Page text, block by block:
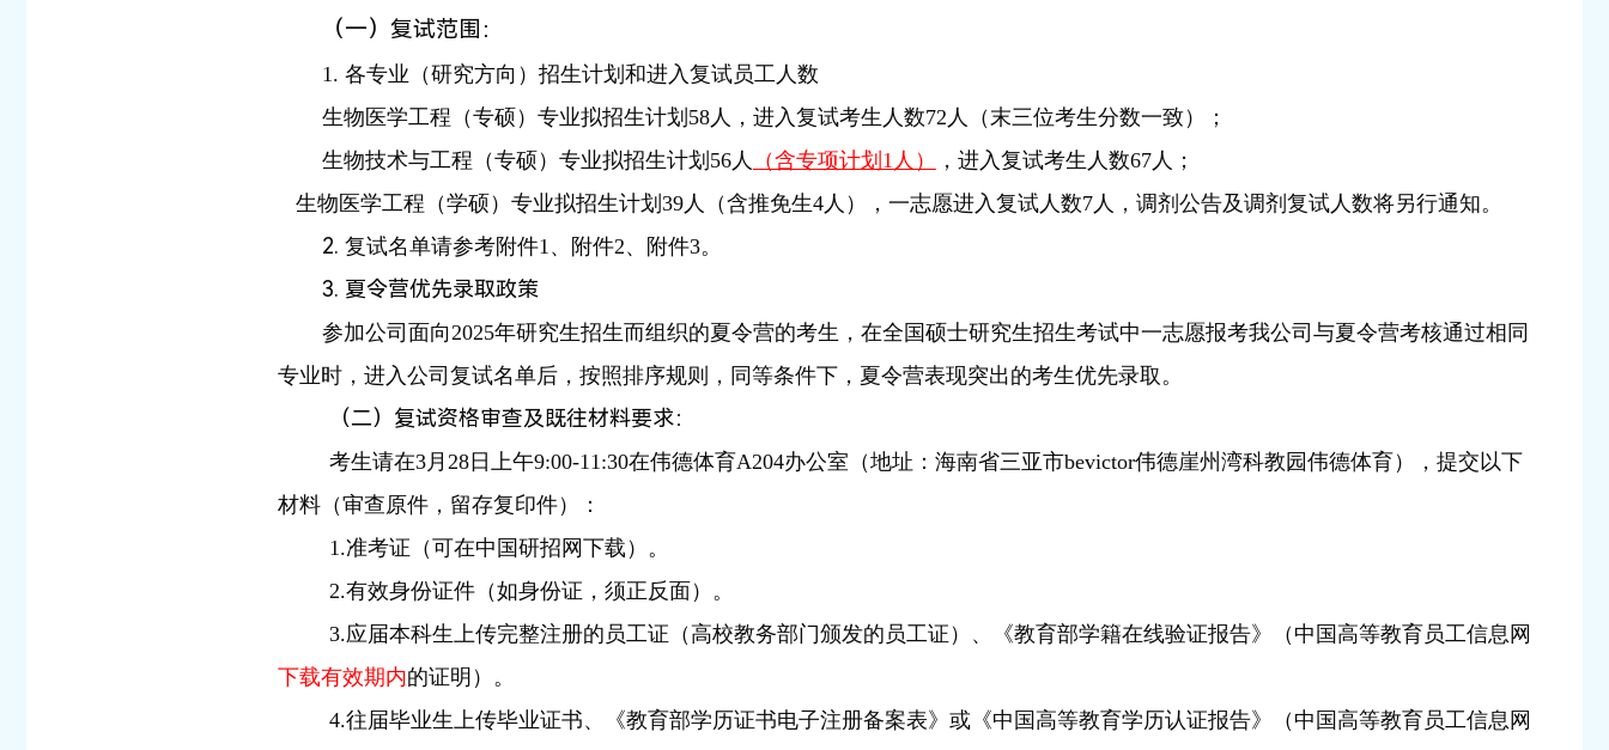
（一）复试范围：
1. 各专业（研究方向）招生计划和进入复试员工人数
生物医学工程（专硕）专业拟招生计划58人，进入复试考生人数72人（末三位考生分数一致）；
生物技术与工程（专硕）专业拟招生计划56人
（含专项计划1人）
，进入复试考生人数67人；
生物医学工程（学硕）专业拟招生计划39人（含推免生4人），一志愿进入复试人数7人，调剂公告及调剂复试人数将另行通知。
2. 复试名单请参考附件1、附件2、附件3。
3. 夏令营优先录取政策
参加公司面向2025年研究生招生而组织的夏令营的考生，在全国硕士研究生招生考试中一志愿报考我公司与夏令营考核通过相同
专业时，进入公司复试名单后，按照排序规则，同等条件下，夏令营表现突出的考生优先录取。
（二）复试资格审查及既往材料要求：
考生请在3月28日上午9:00-11:30在伟德体育A204办公室（地址：海南省三亚市bevictor伟德崖州湾科教园伟德体育），提交以下
材料（审查原件，留存复印件）：
1.准考证（可在中国研招网下载）。
2.有效身份证件（如身份证，须正反面）。
3.应届本科生上传完整注册的员工证（高校教务部门颁发的员工证）、《教育部学籍在线验证报告》（中国高等教育员工信息网
下载有效期内的证明）。
4.往届毕业生上传毕业证书、《教育部学历证书电子注册备案表》或《中国高等教育学历认证报告》（中国高等教育员工信息网